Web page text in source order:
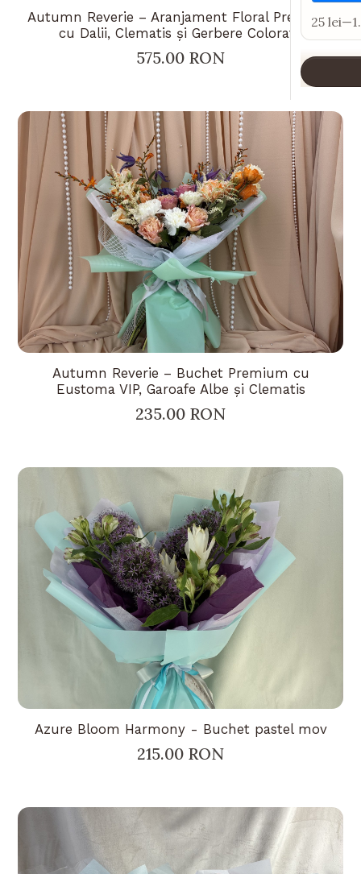
25 lei—
Autumn Reverie – Aranjament Floral Premium
cu Dalii, Clematis și Gerbere Colorate
575.00 RON
Autumn Reverie – Buchet Premium cu
Eustoma VIP, Garoafe Albe și Clematis
235.00 RON
Azure Bloom Harmony - Buchet pastel mov
215.00 RON